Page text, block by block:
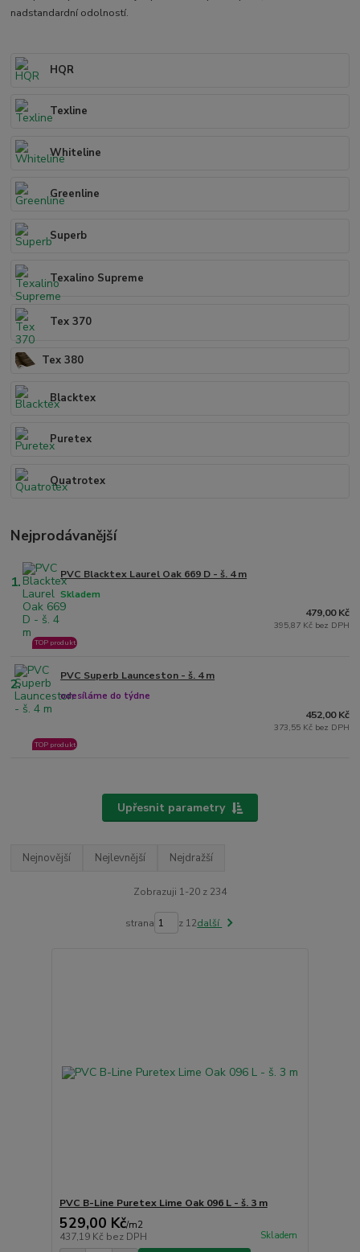
nadstandardní odolností.
HQR
Texline
Whiteline
Greenline
Superb
Texalino Supreme
Tex 370
Tex 380
Blacktex
Puretex
Quatrotex
Nejprodávanější
1. PVC Blacktex Laurel Oak 669 D - š. 4 m
Skladem
TOP produkt
479,00 Kč
395,87 Kč bez DPH
2. PVC Superb Launceston - š. 4 m
odesíláme do týdne
TOP produkt
452,00 Kč
373,55 Kč bez DPH
Upřesnit parametry
Nejnovější Nejlevnější Nejdražší
Zobrazuji 1-20 z 234
strana z 12další
PVC B-Line Puretex Lime Oak 096 L - š. 3 m
529,00 Kč/m2
437,19 Kč bez DPH Skladem